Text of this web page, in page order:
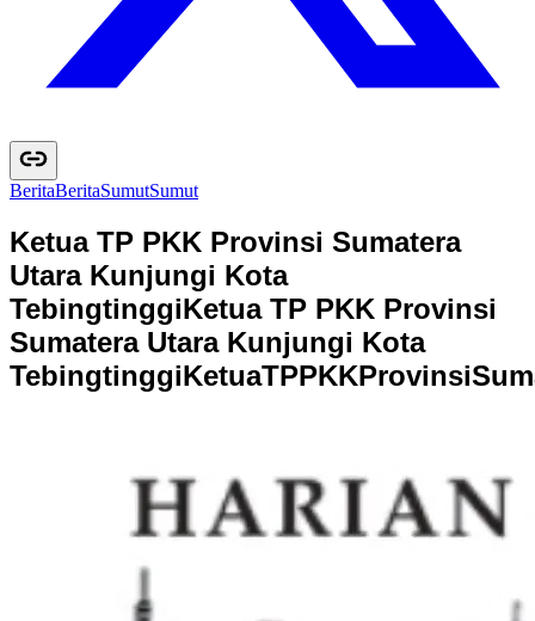
BeritaBeritaSumutSumut
Ketua TP PKK Provinsi Sumatera
Utara Kunjungi Kota
TebingtinggiKetua TP PKK Provinsi
Sumatera Utara Kunjungi Kota
TebingtinggiKetuaTPPKKProvinsiSum